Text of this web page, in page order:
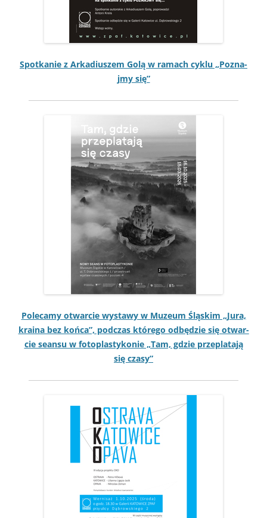
Spotkanie z Arka­diuszem Golą w ramach cyk­lu „Poz­na­
jmy się”
Pole­camy otwar­cie wys­tawy w Muzeum Śląskim „Jura,
kraina bez koń­ca”, pod­czas którego odbędzie się otwar­
cie sean­su w foto­plas­tykonie „Tam, gdzie przeplata­ją
się czasy”